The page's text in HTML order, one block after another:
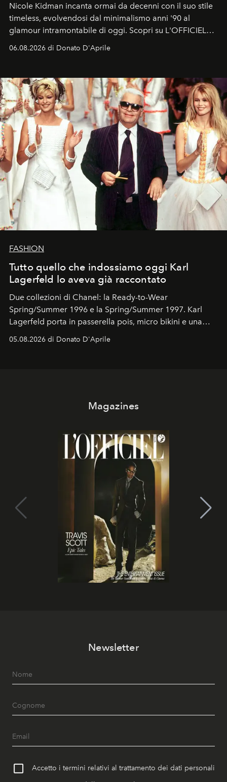
Nicole Kidman incanta ormai da decenni con il suo stile
timeless, evolvendosi dal minimalismo anni '90 al
glamour intramontabile di oggi. Scopri su L'OFFICIEL
Italia la sua style evolution.
06.08.2026 di Donato D'Aprile
FASHION
Tutto quello che indossiamo oggi Karl
Lagerfeld lo aveva già raccontato
Due collezioni di Chanel: la Ready-to-Wear
Spring/Summer 1996 e la Spring/Summer 1997. Karl
Lagerfeld porta in passerella pois, micro bikini e una
logomania pensata per la spiaggia
Kate, Claudia e Carla una dietro l'altra. Trent'anni dopo,
05.08.2026 di Donato D'Aprile
Magazines
Newsletter
Accetto i termini relativi al trattamento dei dati personali